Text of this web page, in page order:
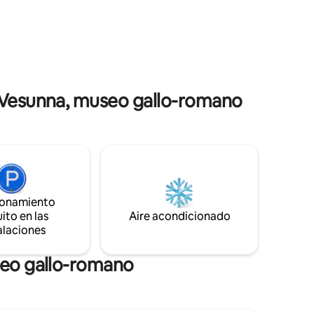
museo gallo-romano
en las
Aire acondicionado
gallo-romano